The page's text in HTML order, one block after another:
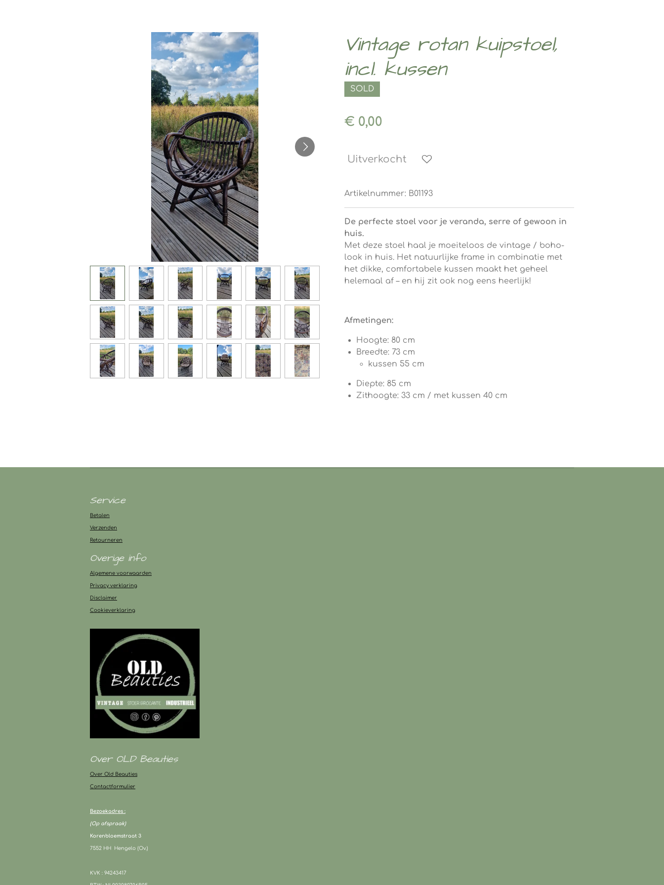
Vintage rotan kuipstoel,
incl. kussen
SOLD
€ 0,00
Uitverkocht
Artikelnummer: B01193
De perfecte stoel voor je veranda, serre of gewoon in
huis.
Met deze stoel haal je moeiteloos de vintage / boho-
look in huis. Het natuurlijke frame in combinatie met
het dikke, comfortabele kussen maakt het geheel
helemaal af – en hij zit ook nog eens heerlijk!
Afmetingen:
Hoogte: 80 cm
Breedte: 73 cm
kussen 55 cm
Diepte: 85 cm
Zithoogte: 33 cm / met kussen 40 cm
Service
Betalen
Verzenden
Retourneren
Overige info
Algemene voorwaarden
Privacy verklaring
Disclaimer
Cookieverklaring
Over OLD Beauties
Over Old Beauties
Contactformulier
Bezoekadres :
(Op afspraak)
Korenbloemstraat 3
7552 HH Hengelo (Ov.)
KVK : 94243417